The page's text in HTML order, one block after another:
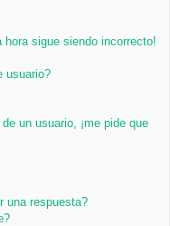
hora sigue siendo incorrecto!
usuario?
un usuario, ¡me pide que
una respuesta?